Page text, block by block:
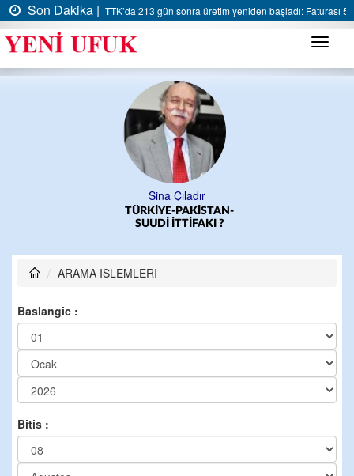
Son Dakika | TTK’da 213 gün sonra üretim yeniden başladı: Faturası 5
Menü
Sina Çıladır
TÜRKİYE-PAKİSTAN-
SUUDİ İTTİFAKI ?
ARAMA ISLEMLERI
Baslangic :
Bitis :